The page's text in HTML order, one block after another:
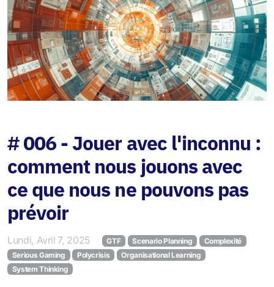
# 006 - Jouer avec l'inconnu :
comment nous jouons avec
ce que nous ne pouvons pas
prévoir
Lundi, Avril 7, 2025 GTF Scenario Planning
Complexité
Serious Gaming
Polycrisis
Organisational Learning
System Thinking